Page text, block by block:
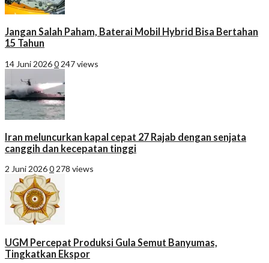
Jangan Salah Paham, Baterai Mobil Hybrid Bisa Bertahan
15 Tahun
14 Juni 20260 247 views
Iran meluncurkan kapal cepat 27 Rajab dengan senjata
canggih dan kecepatan tinggi
2 Juni 20260 278 views
UGM Percepat Produksi Gula Semut Banyumas,
Tingkatkan Ekspor